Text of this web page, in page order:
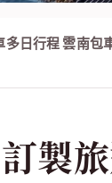
多日行程雲南包
製